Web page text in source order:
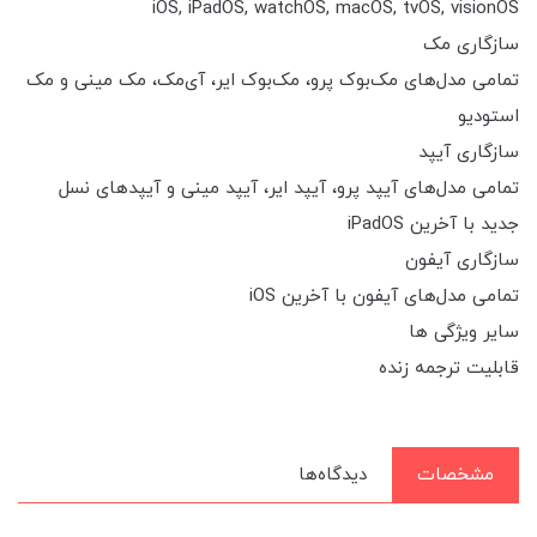
iOS, iPadOS, watchOS, macOS, tvOS, visionOS
سازگاری مک
تمامی مدل‌های مک‌بوک پرو، مک‌بوک ایر، آی‌مک، مک مینی و مک
استودیو
سازگاری آیپد
تمامی مدل‌های آیپد پرو، آیپد ایر، آیپد مینی و آیپدهای نسل
جدید با آخرین iPadOS
سازگاری آیفون
تمامی مدل‌های آیفون با آخرین iOS
سایر ویژگی ها
قابلیت ترجمه زنده
مشخصات دیدگاه‌ها